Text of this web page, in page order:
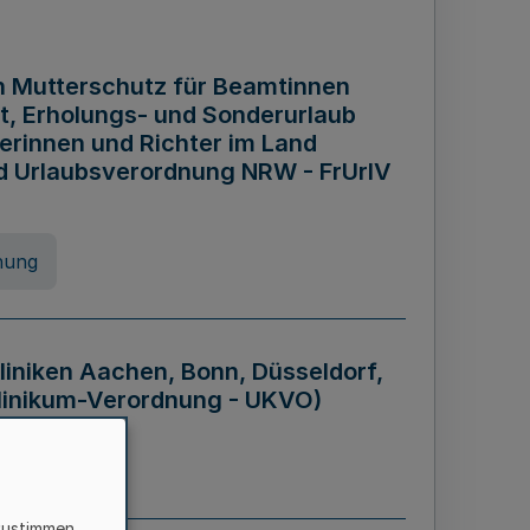
Mutterschutz für Beamtinnen
Erholungs- und Sonderurlaub
und Richter im Land
NRW - FrUrlV
Aachen, Bonn, Düsseldorf,
Verordnung - UKVO)